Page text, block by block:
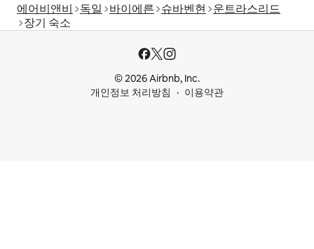
에어비앤비 독일 바이에른 슈바벤현
운트라스리드
장기 숙소
© 2026 Airbnb, Inc.
개인정보 처리방침
이용약관